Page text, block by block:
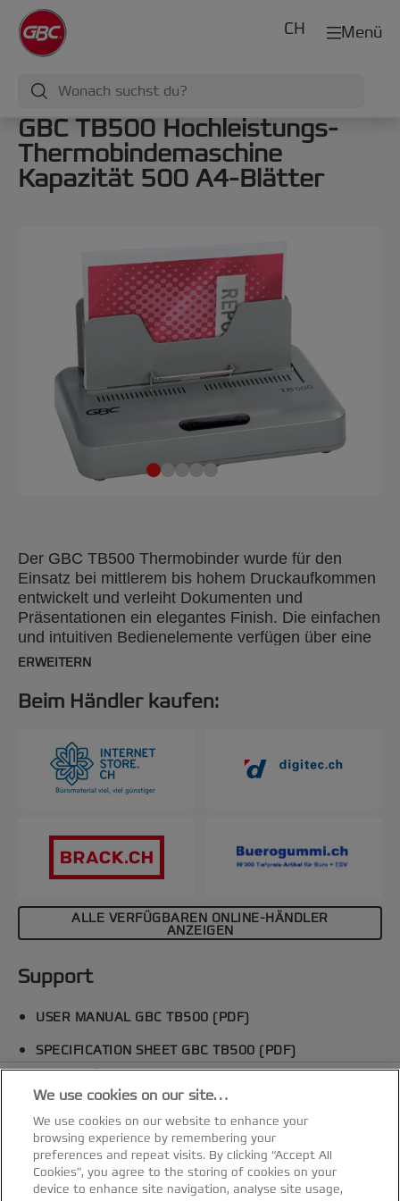
Menü
CH
GBC TB500 Hochleistungs-
Thermobindemaschine
Kapazität 500 A4-Blätter
Der GBC TB500 Thermobinder wurde für den
Einsatz bei mittlerem bis hohem Druckaufkommen
entwickelt und verleiht Dokumenten und
Präsentationen ein elegantes Finish. Die einfachen
und intuitiven Bedienelemente verfügen über eine
automatische Abschaltfunktion, wenn kein
500 A4-Blätter (70 g/m²) auf einmal oder mehrere
Vielseitigkeit bei der professionellen
Zusammenstellung von Dokumenten. Farbe Silber.
ERWEITERN
Beim Händler kaufen:
ALLE VERFÜGBAREN ONLINE-HÄNDLER
ANZEIGEN
Support
USER MANUAL GBC TB500 (PDF)
SPECIFICATION SHEET GBC TB500 (PDF)
Spezifikationen & Merkmale
Zubehör & Empfehlungen
We use cookies on our site…
We use cookies on our website to enhance your
browsing experience by remembering your
preferences and repeat visits. By clicking “Accept All
Cookies”, you agree to the storing of cookies on your
device to enhance site navigation, analyse site usage,